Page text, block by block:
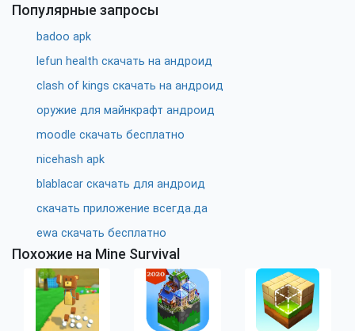
Популярные запросы
badoo apk
lefun health скачать на андроид
clash of kings скачать на андроид
оружие для майнкрафт андроид
moodle скачать бесплатно
nicehash apk
blablacar скачать для андроид
скачать приложение всегда.да
ewa скачать бесплатно
Похожие на Mine Survival